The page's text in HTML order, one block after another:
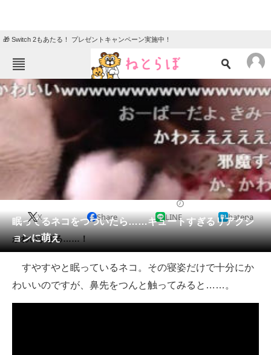
🎁 Switch 2もあたる！ プレゼントキャンペーン実施中！
ねとらぼメニュー
TOP
クイズ
地域
教育・育児
リサーチ
会員記事
メディア
注目記事を集めた総合ページ
眠ってるネコをつついたら……キュートすぎるリアクシ
ョンに萌え
X Share LINE hatena
かわいすぎる……！
すやすやと眠っているネコ。その寝姿だけで十分にか
わいいのですが、鼻先をつんと触ってみると……。